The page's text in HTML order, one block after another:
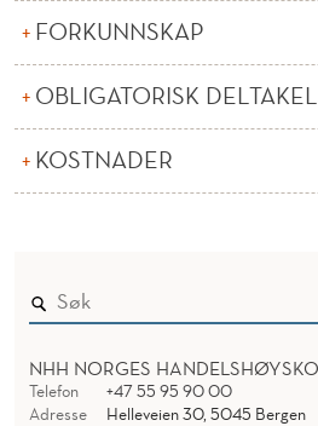
O
R
M
A
S
FORKUNNSKAP
OBLIGATORISK
KOSTNADER
NHH NORGES
Telefon
+47 55 95 90 00
Adresse
Helleveien 30, 5045 Bergen